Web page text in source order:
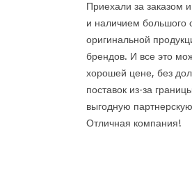
Приехали за заказом
и наличием большого
оригинальной
брендов. И все это
хорошей цене, без
поставок из-за
выгодную
Отличная компания!